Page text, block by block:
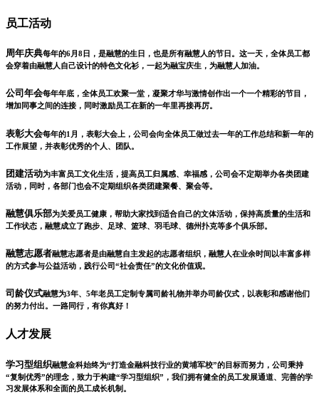
员工活动
周年庆典每年的6月8日，是融慧的生日，也是所有融慧人的节日。这一天，全体员工都
会穿着由融慧人自己设计的特色文化衫，一起为融宝庆生，为融慧人加油。
公司年会每年年底，全体员工欢聚一堂，凝聚才华与激情创作出一个一个精彩的节目，
增加同事之间的连接，同时激励员工在新的一年里再接再厉。
表彰大会每年的1月，表彰大会上，公司会向全体员工做过去一年的工作总结和新一年的
工作展望，并表彰优秀的个人、团队。
团建活动为丰富员工文化生活，提高员工归属感、幸福感，公司会不定期举办各类团建
活动，同时，各部门也会不定期组织各类团建聚餐、聚会等。
融慧俱乐部为关爱员工健康，帮助大家找到适合自己的文体活动，保持高质量的生活和
工作状态，融慧成立了跑步、足球、篮球、羽毛球、德州扑克等多个俱乐部。
融慧志愿者融慧志愿者是由融慧自主发起的志愿者组织，融慧人在业余时间以丰富多样
的方式参与公益活动，践行公司“社会责任”的文化价值观。
司龄仪式融慧为3年、5年老员工定制专属司龄礼物并举办司龄仪式，以表彰和感谢他们
的努力付出。一路同行，有你真好！
人才发展
学习型组织融慧金科始终为“打造金融科技行业的黄埔军校”的目标而努力，公司秉持
“复制优秀”的理念，致力于构建“学习型组织”，我们拥有健全的员工发展通道、完善的学
习发展体系和全面的员工成长机制。